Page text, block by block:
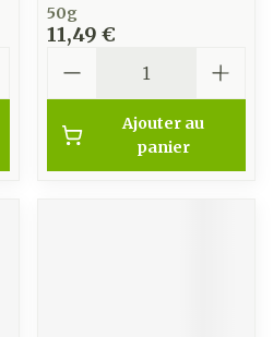
50g
11,49 €
Ajouter au
panier